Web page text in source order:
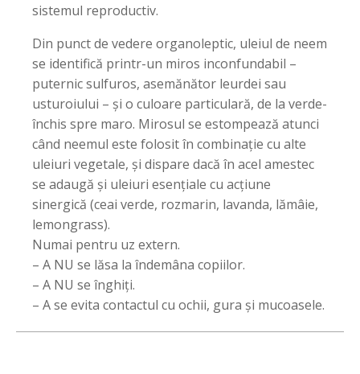
sistemul reproductiv.
Din punct de vedere organoleptic, uleiul de neem
se identifică printr-un miros inconfundabil –
puternic sulfuros, asemănător leurdei sau
usturoiului – și o culoare particulară, de la verde-
închis spre maro. Mirosul se estompează atunci
când neemul este folosit în combinație cu alte
uleiuri vegetale, și dispare dacă în acel amestec
se adaugă și uleiuri esențiale cu acțiune
sinergică (ceai verde, rozmarin, lavanda, lămâie,
lemongrass).
Numai pentru uz extern.
– A NU se lăsa la îndemâna copiilor.
– A NU se înghiți.
– A se evita contactul cu ochii, gura și mucoasele.